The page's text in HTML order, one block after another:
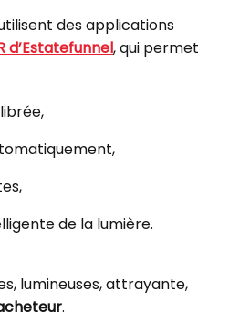
des applications
d’Estatefunnel, qui permet
de la lumière.
lumineuses, attrayante,
.